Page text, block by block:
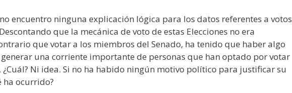
encuentro ninguna explicación lógica para los datos referentes a votos
que la mecánica de voto de estas Elecciones no era
que votar a los miembros del Senado, ha tenido que haber algo
una corriente importante de personas que han optado por votar
¿Cuál? Ni idea. Si no ha habido ningún motivo político para justificar su
ha ocurrido?